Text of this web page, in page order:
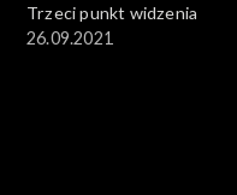
Trzeci punkt widzenia
26.09.2021